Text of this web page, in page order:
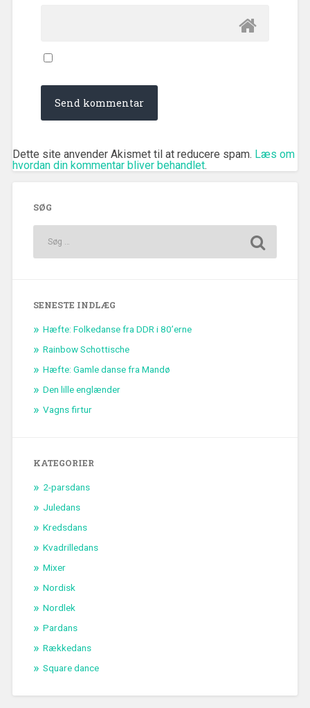
Dette site anvender Akismet til at reducere spam. Læs om
hvordan din kommentar bliver behandlet.
SØG
SENESTE INDLÆG
Hæfte: Folkedanse fra DDR i 80’erne
Rainbow Schottische
Hæfte: Gamle danse fra Mandø
Den lille englænder
Vagns firtur
KATEGORIER
2-parsdans
Juledans
Kredsdans
Kvadrilledans
Mixer
Nordisk
Nordlek
Pardans
Rækkedans
Square dance